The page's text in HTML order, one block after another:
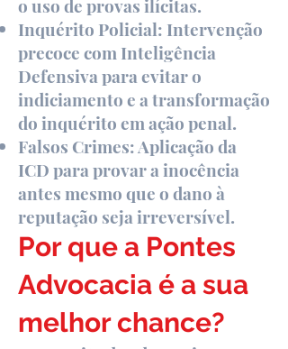
o uso de provas ilícitas.
Inquérito Policial: Intervenção
precoce com Inteligência
Defensiva para evitar o
indiciamento e a transformação
do inquérito em ação penal.
Falsos Crimes: Aplicação da
ICD para provar a inocência
antes mesmo que o dano à
reputação seja irreversível.
Por que a Pontes
Advocacia é a sua
melhor chance?